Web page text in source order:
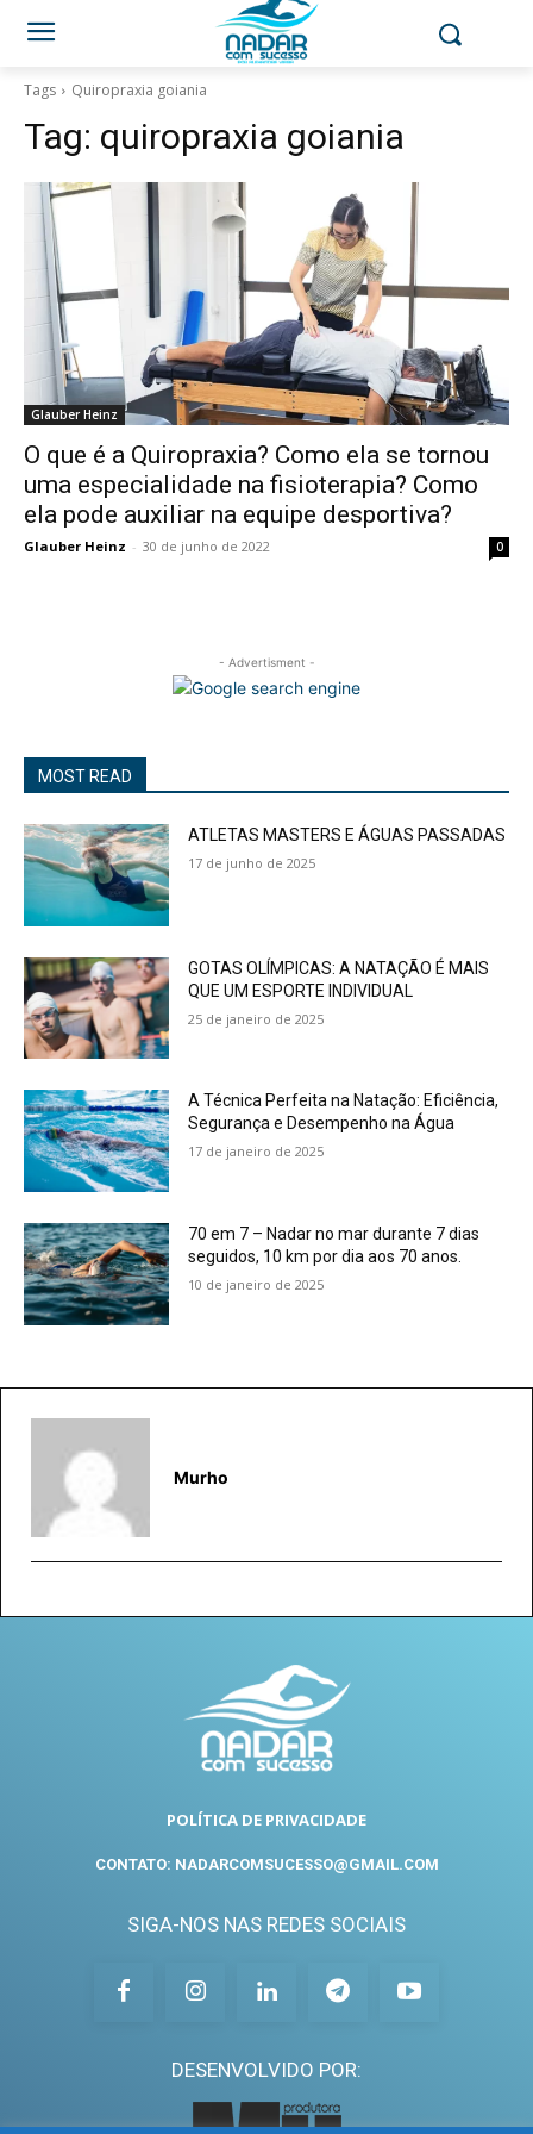
Tags Quiropraxia goiania
Tag: quiropraxia goiania
Glauber Heinz
O que é a Quiropraxia? Como ela se tornou
uma especialidade na fisioterapia? Como
ela pode auxiliar na equipe desportiva?
Glauber Heinz - 30 de junho de 2022 0
- Advertisment -
MOST READ
ATLETAS MASTERS E ÁGUAS PASSADAS
17 de junho de 2025
GOTAS OLÍMPICAS: A NATAÇÃO É MAIS
QUE UM ESPORTE INDIVIDUAL
25 de janeiro de 2025
A Técnica Perfeita na Natação: Eficiência,
Segurança e Desempenho na Água
17 de janeiro de 2025
70 em 7 – Nadar no mar durante 7 dias
seguidos, 10 km por dia aos 70 anos.
10 de janeiro de 2025
Murho
POLÍTICA DE PRIVACIDADE
CONTATO: NADARCOMSUCESSO@GMAIL.COM
SIGA-NOS NAS REDES SOCIAIS
DESENVOLVIDO POR: